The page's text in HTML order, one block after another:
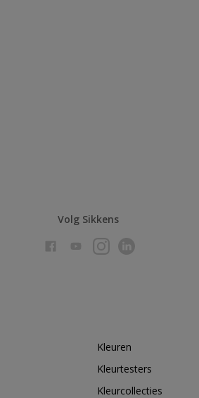
Volg Sikkens
Kleuren
Kleurtesters
Kleurcollecties